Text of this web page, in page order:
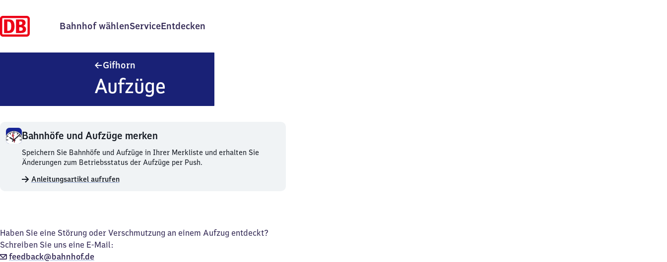
Bahnhof wählenServiceEntdecken
Gifhorn
Aufzüge
Bahnhöfe und Aufzüge merken
Bahnhöfe
und
merken.
Speichern Sie Bahnhöfe und Aufzüge in Ihrer Merkliste und erhalten Sie
Änderungen zum Betriebsstatus der Aufzüge per Push.
Anleitungsartikel aufrufen
Haben Sie eine Störung oder Verschmutzung an einem Aufzug entdeckt?
Schreiben Sie uns eine E-Mail:
feedback@bahnhof.de